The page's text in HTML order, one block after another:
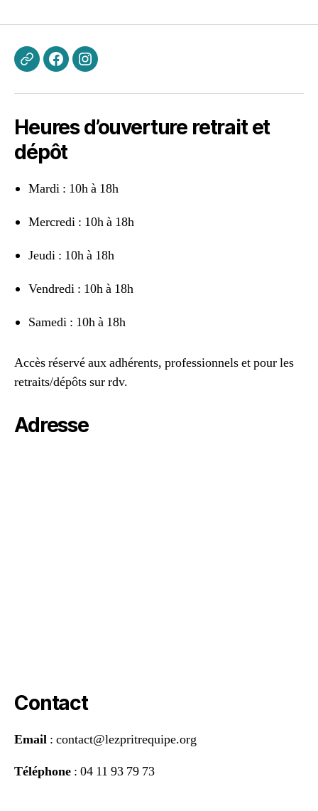
kevin.blanchard@lezpritrequipe.org
FacebookInstagram
Heures d’ouverture retrait et
dépôt
Mardi : 10h à 18h
Mercredi : 10h à 18h
Jeudi : 10h à 18h
Vendredi : 10h à 18h
Samedi : 10h à 18h
Accès réservé aux adhérents, professionnels et pour les
retraits/dépôts sur rdv.
Adresse
Contact
Email : contact@lezpritrequipe.org
Téléphone : 04 11 93 79 73